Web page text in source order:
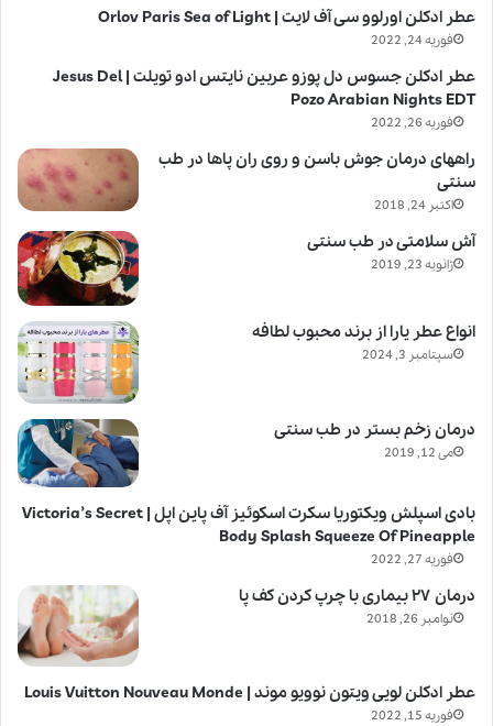
عطر ادکلن اورلوو سی آف لایت | Orlov Paris Sea of Light
فوریه 24, 2022
عطر ادکلن جسوس دل پوزو عربین نایتس ادو تویلت | Jesus Del
Pozo Arabian Nights EDT
فوریه 26, 2022
راههای درمان جوش باسن و روی ران پاها در طب
سنتی
اکتبر 24, 2018
آش سلامتی در طب سنتی
ژانویه 23, 2019
انواع عطر یارا از برند محبوب لطافه
سپتامبر 3, 2024
درمان زخم بستر در طب سنتی
می 12, 2019
بادی اسپلش ویکتوریا سکرت اسکوئیز آف پاین اپل | Victoria’s Secret
Body Splash Squeeze Of Pineapple
فوریه 27, 2022
درمان ۲۷ بیماری با چرپ کردن کف پا
نوامبر 26, 2018
عطر ادکلن لویی ویتون نوویو موند | Louis Vuitton Nouveau Monde
فوریه 15, 2022